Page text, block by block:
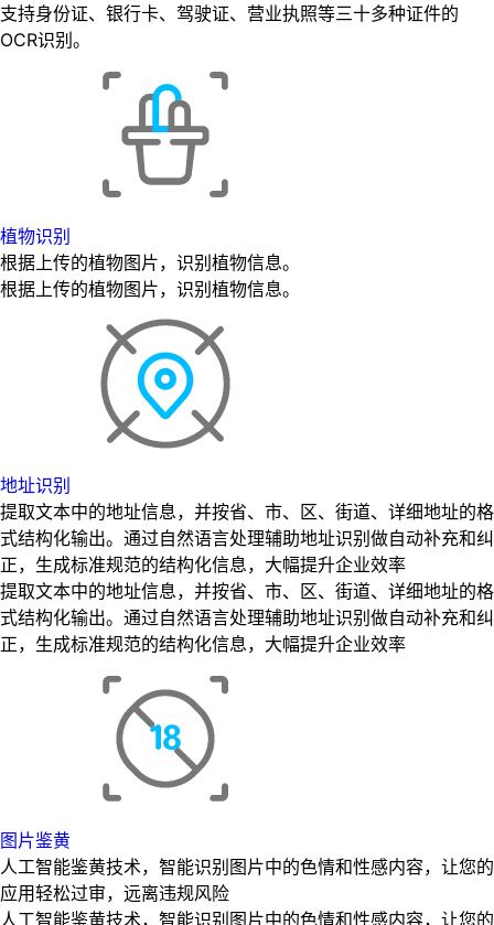
支持身份证、银行卡、驾驶证、营业执照等三十多种证件的
OCR识别。
植物识别
根据上传的植物图片，识别植物信息。
根据上传的植物图片，识别植物信息。
地址识别
提取文本中的地址信息，并按省、市、区、街道、详细地址的格
式结构化输出。通过自然语言处理辅助地址识别做自动补充和纠
正，生成标准规范的结构化信息，大幅提升企业效率
提取文本中的地址信息，并按省、市、区、街道、详细地址的格
式结构化输出。通过自然语言处理辅助地址识别做自动补充和纠
正，生成标准规范的结构化信息，大幅提升企业效率
图片鉴黄
人工智能鉴黄技术，智能识别图片中的色情和性感内容，让您的
应用轻松过审，远离违规风险
人工智能鉴黄技术，智能识别图片中的色情和性感内容，让您的